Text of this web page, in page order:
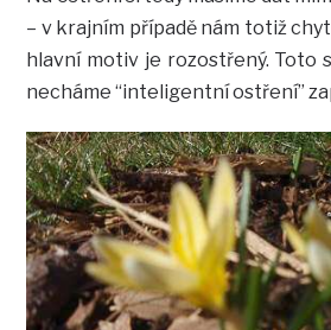
– v krajním případě nám totiž
hlavní motiv je rozostřený. Toto
necháme “inteligentní ostření”